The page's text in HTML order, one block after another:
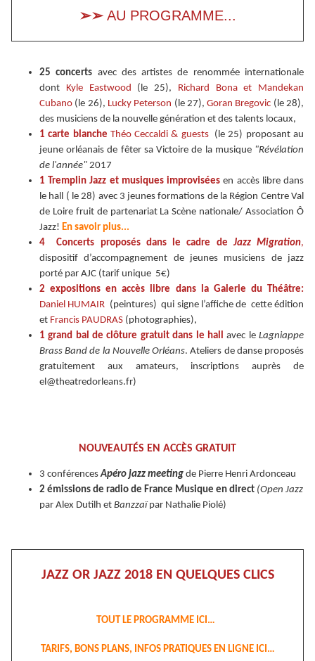
➢➢ AU PROGRAMME...
25 concerts avec des artistes de renommée internationale
dont Kyle Eastwood (le 25), Richard Bona et Mandekan
Cubano (le 26), Lucky Peterson (le 27),Goran Bregovic (le 28),
des musiciens de la nouvelle génération et des talents locaux,
1 carte blanche Théo Ceccaldi & guests(le 25) proposant au
jeune orléanais de fêter sa Victoire de la musique "Révélation
de l'année" 2017
1 Tremplin Jazz et musiques improvisées en accès libre dans
le hall ( le 28) avec 3 jeunes formations de la Région Centre Val
de Loire fruit de partenariat La Scène nationale/ Association Ô
Jazz! En savoir plus...
4 Concerts proposés dans le cadre deJazz Migration,
dispositif d’accompagnement de jeunes musiciens de jazz
porté par AJC (tarif unique 5€)
2 expositions en accès libre dans la Galerie du Théâtre:
Daniel HUMAIR (peintures) qui signe l’affiche de cette édition
et Francis PAUDRAS (photographies),
1 grand bal de clôture gratuit dans le hall avec leLagniappe
Brass Band de la Nouvelle Orléans. Ateliers de danse proposés
gratuitement aux amateurs, inscriptions auprès de
el@theatredorleans.fr)
NOUVEAUTÉS EN ACCÈS GRATUIT
3 conférencesApéro jazz meeting de Pierre Henri Ardonceau
2 émissions de radio de France Musique en direct (Open Jazz
par Alex Dutilh et Banzzaïpar Nathalie Piolé)
JAZZ OR JAZZ 2018 EN QUELQUES CLICS
TOUT LE PROGRAMME ICI…
TARIFS, BONS PLANS, INFOS PRATIQUES EN LIGNE ICI…